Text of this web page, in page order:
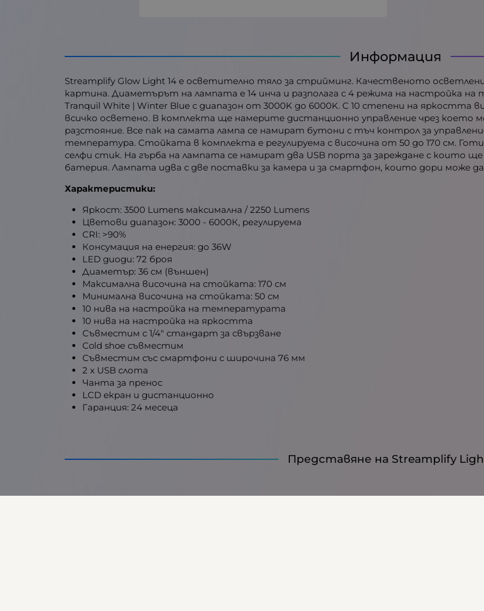
Информация
Streamplify Glow Light 14 е осветително тяло за стрийминг. Качественото
картина. Диаметърът на лампата е 14 инча и разполага с 4 режима на настройка
Tranquil White | Winter Blue с диапазон от 3000K до 6000K. С 10 степени на яркостта
всичко осветено. В комплекта ще намерите дистанционно управление чрез
разстояние. Все пак на самата лампа се намират бутони с тъч контрол за
температура. Стойката в комплекта е регулируема с височина от 50 до 170 см.
селфи стик. На гърба на лампата се намират два USB порта за зареждане с които
батерия. Лампата идва с две поставки за камера и за смартфон, които дори може
Характеристики:
Яркост: 3500 Lumens максимална / 2250 Lumens
Цветови диапазон: 3000 - 6000К, регулируема
CRI: >90%
Консумация на енергия: до 36W
LED диоди: 72 броя
Диаметър: 36 см (външен)
Максимална височина на стойката: 170 см
Минимална височина на стойката: 50 см
10 нива на настройка на температурата
10 нива на настройка на яркостта
Съвместим с 1/4" стандарт за свързване
Cold shoe съвместим
Съвместим със смартфони с широчина 76 мм
2 x USB слота
Чанта за пренос
LCD екран и дистанционно
Гаранция: 24 месеца
Представяне на Streamplify